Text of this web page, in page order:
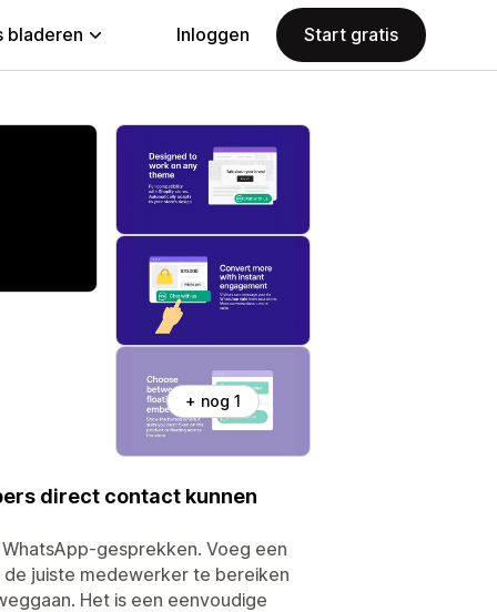
bladeren Inloggen Start gratis
+ nog 1
direct contact kunnen
gesprekken. Voeg een
juiste medewerker te bereiken
Het is een eenvoudige